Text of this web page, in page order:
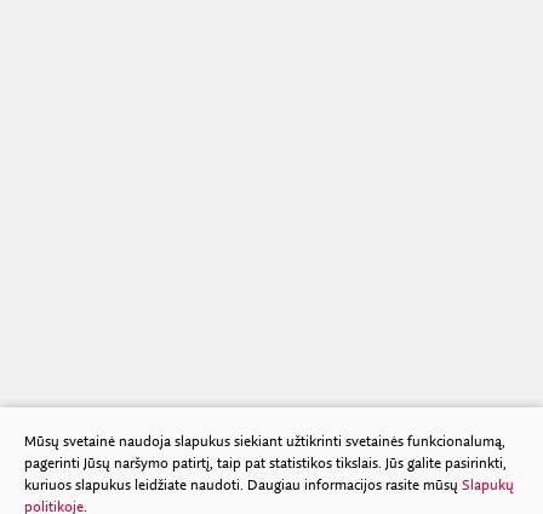
Mūsų svetainė naudoja slapukus siekiant užtikrinti svetainės funkcionalumą,
pagerinti Jūsų naršymo patirtį, taip pat statistikos tikslais. Jūs galite pasirinkti,
kuriuos slapukus leidžiate naudoti. Daugiau informacijos rasite mūsų Slapukų
politikoje.